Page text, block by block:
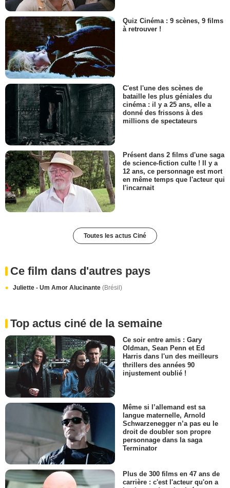
Quiz Cinéma : 9 scènes, 9 films
à retrouver !
C'est l'une des scènes de
bataille les plus géniales du
cinéma : il y a 25 ans, elle a
donné des frissons à des
millions de spectateurs
Présent dans 2 films d'une saga
de science-fiction culte ! Il y a
12 ans, ce personnage est mort
en même temps que l'acteur qui
l'incarnait
Toutes les actus Ciné
Ce film dans d'autres pays
Juliette - Um Amor Alucinante (Brésil)
Top actus ciné de la semaine
Ce soir entre amis : Gary
Oldman, Sean Penn et Ed
Harris dans l'un des meilleurs
thrillers des années 90
injustement oublié !
Même si l’allemand est sa
langue maternelle, Arnold
Schwarzenegger n’a pas eu le
droit de doubler son propre
personnage dans la saga
Terminator
Plus de 300 films en 47 ans de
carrière : c'est l'acteur qu'on a